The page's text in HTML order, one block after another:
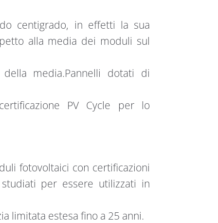
centigrado, in effetti la sua
alla media dei moduli sul
media.Pannelli dotati di
PV Cycle per lo
fotovoltaici con certificazioni
per essere utilizzati in
limitata estesa fino a 25 anni.